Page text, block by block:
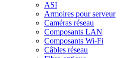
ASI
Armoires pour serveur
Caméras réseau
Composants LAN
Composants Wi-Fi
Câbles réseau